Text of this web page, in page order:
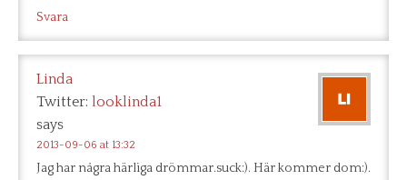
Svara
Linda
Twitter: looklinda1
says
2013-09-06 at 13:32
Jag har några härliga drömmar.suck:). Här kommer dom:).